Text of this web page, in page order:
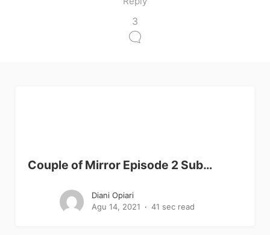
3
Couple of Mirror Episode 2 Sub…
Diani Opiari
Agu 14, 2021
41 sec read